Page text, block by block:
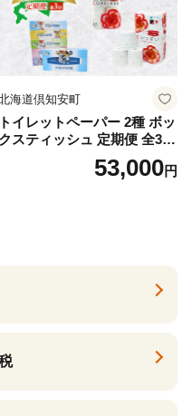
海道倶知安町
トイレットペーパー 2種 ボッ
クスティッシュ 定期便 全3
回 日本製 まとめ買い 防災
常備品 日用雑貨 消耗品 生活
53,000円